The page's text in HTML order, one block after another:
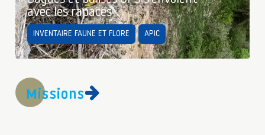
avec les rapaces
INVENTAIRE FAUNE ET FLORE APIC
Missions